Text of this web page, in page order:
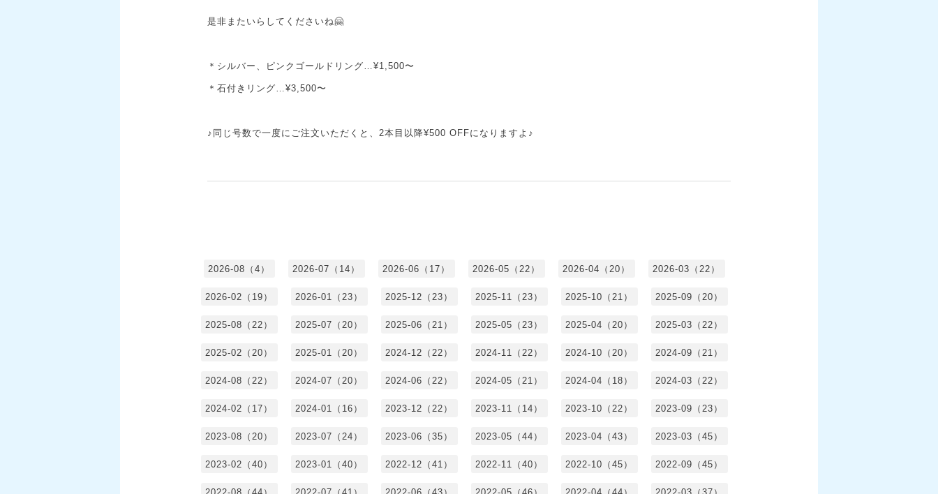
是非またいらしてくださいね🤗
＊シルバー、ピンクゴールドリング…¥1,500〜
＊石付きリング…¥3,500〜
♪同じ号数で一度にご注文いただくと、2本目以降¥500 OFFになりますよ♪
2026-08（4） 2026-07（14） 2026-06（17） 2026-05（22） 2026-04（20） 2026-03（22）
2026-02（19） 2026-01（23） 2025-12（23） 2025-11（23） 2025-10（21） 2025-09（20）
2025-08（22） 2025-07（20） 2025-06（21） 2025-05（23） 2025-04（20） 2025-03（22）
2025-02（20） 2025-01（20） 2024-12（22） 2024-11（22） 2024-10（20） 2024-09（21）
2024-08（22） 2024-07（20） 2024-06（22） 2024-05（21） 2024-04（18） 2024-03（22）
2024-02（17） 2024-01（16） 2023-12（22） 2023-11（14） 2023-10（22） 2023-09（23）
2023-08（20） 2023-07（24） 2023-06（35） 2023-05（44） 2023-04（43） 2023-03（45）
2023-02（40） 2023-01（40） 2022-12（41） 2022-11（40） 2022-10（45） 2022-09（45）